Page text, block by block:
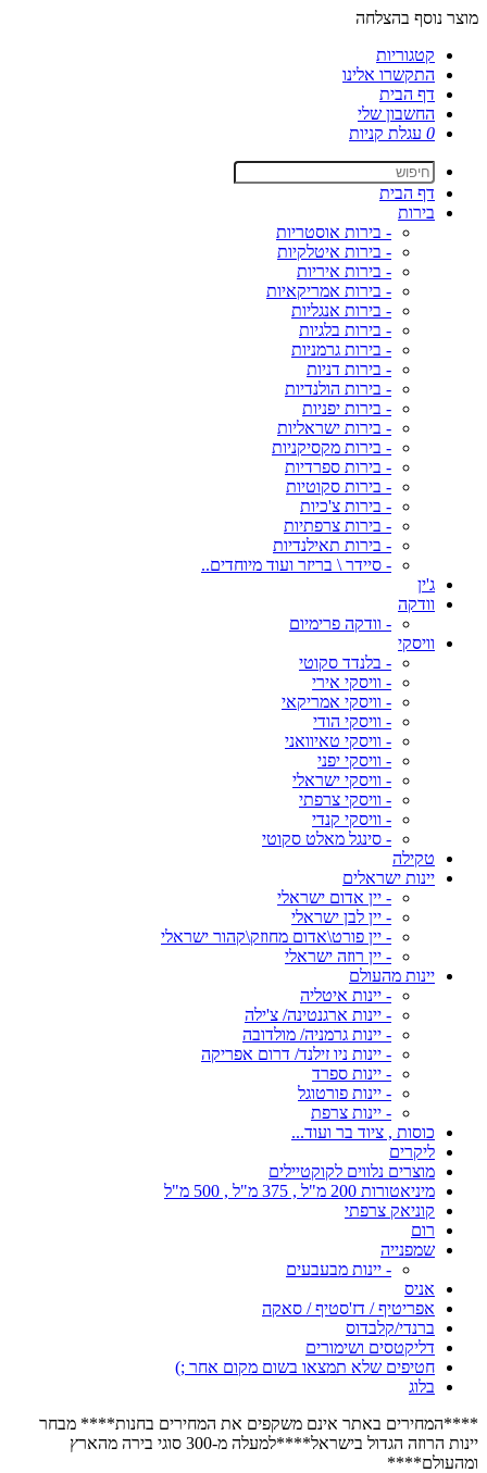
מוצר נוסף בהצלחה
קטגוריות
התקשרו אלינו
דף הבית
החשבון שלי
0 עגלת קניות
דף הבית
בירות
- בירות אוסטריות
- בירות איטלקיות
- בירות איריות
- בירות אמריקאיות
- בירות אנגליות
- בירות בלגיות
- בירות גרמניות
- בירות דניות
- בירות הולנדיות
- בירות יפניות
- בירות ישראליות
- בירות מקסיקניות
- בירות ספרדיות
- בירות סקוטיות
- בירות צ'כיות
- בירות צרפתיות
- בירות תאילנדיות
- סיידר \ בריזר ועוד מיוחדים..
ג'ין
וודקה
- וודקה פרימיום
וויסקי
- בלנדד סקוטי
- וויסקי אירי
- וויסקי אמריקאי
- וויסקי הודי
- וויסקי טאיוואני
- וויסקי יפני
- וויסקי ישראלי
- וויסקי צרפתי
- וויסקי קנדי
- סינגל מאלט סקוטי
טקילה
יינות ישראלים
- יין אדום ישראלי
- יין לבן ישראלי
- יין פורט\אדום מחוזק\קהור ישראלי
- יין רוזה ישראלי
יינות מהעולם
- יינות איטליה
- יינות ארגנטינה/ צ'ילה
- יינות גרמניה/ מולדובה
- יינות ניו זילנד/ דרום אפריקה
- יינות ספרד
- יינות פורטוגל
- יינות צרפת
כוסות , ציוד בר ועוד...
ליקרים
מוצרים נלווים לקוקטיילים
מיניאטורות 200 מ"ל , 375 מ"ל , 500 מ"ל
קוניאק צרפתי
רום
שמפנייה
- יינות מבעבעים
אניס
אפריטיף / דז'סטיף / סאקה
ברנדי/קלבדוס
דליקטסים ושימורים
חטיפים שלא תמצאו בשום מקום אחר ;)
בלוג
****המחירים באתר אינם משקפים את המחירים בחנות**** מבחר
יינות הרוזה הגדול בישראל****למעלה מ-300 סוגי בירה מהארץ
ומהעולם****